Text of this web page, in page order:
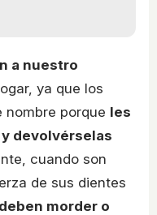
a nuestro
ya que los
nombre porque les
devolvérselas
cuando son
de sus dientes
morder o